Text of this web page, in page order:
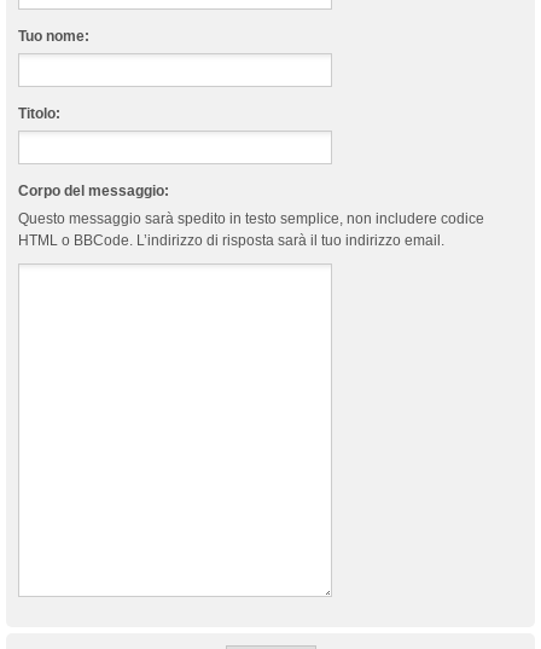
Tuo nome:
Titolo:
Corpo del messaggio:
Questo messaggio sarà spedito in testo semplice, non includere codice
HTML o BBCode. L’indirizzo di risposta sarà il tuo indirizzo email.